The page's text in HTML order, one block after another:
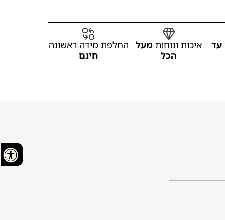
עד איכות ונוחות מעל
הכל
החלפת מידה ראשונה
חינם